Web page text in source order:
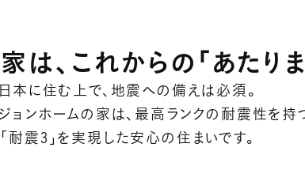
は、 これからの「あたり
日本に住む上で、地震への備えは必須。
ョンホームの家は、最高ランクの耐震性を持
「耐震3」を実現した安心の住まいです。